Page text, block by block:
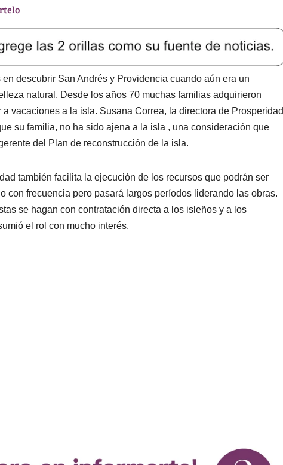
descubrir San Andrés y Providencia cuando aún era un
natural. Desde los años 70 muchas familias adquirieron
vacaciones a la isla. Susana Correa, la directora de Prosperidad
su familia, no ha sido ajena a la isla , una consideración que
del Plan de reconstrucción de la isla.
también facilita la ejecución de los recursos que podrán ser
con frecuencia pero pasará largos períodos liderando las obras.
se hagan con contratación directa a los isleños y a los
el rol con mucho interés.